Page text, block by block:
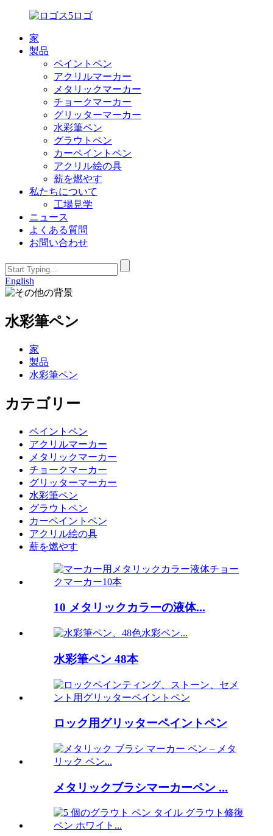
家
製品
ペイントペン
アクリルマーカー
メタリックマーカー
チョークマーカー
グリッターマーカー
水彩筆ペン
グラウトペン
カーペイントペン
アクリル絵の具
薪を燃やす
私たちについて
工場見学
ニュース
よくある質問
お問い合わせ
English
水彩筆ペン
家
製品
水彩筆ペン
カテゴリー
ペイントペン
アクリルマーカー
メタリックマーカー
チョークマーカー
グリッターマーカー
水彩筆ペン
グラウトペン
カーペイントペン
アクリル絵の具
薪を燃やす
10 メタリックカラーの液体...
水彩筆ペン 48本
ロック用グリッターペイントペン
メタリックブラシマーカーペン ...